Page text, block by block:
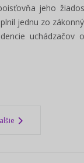
jeho
jednu zo
uchádzačov